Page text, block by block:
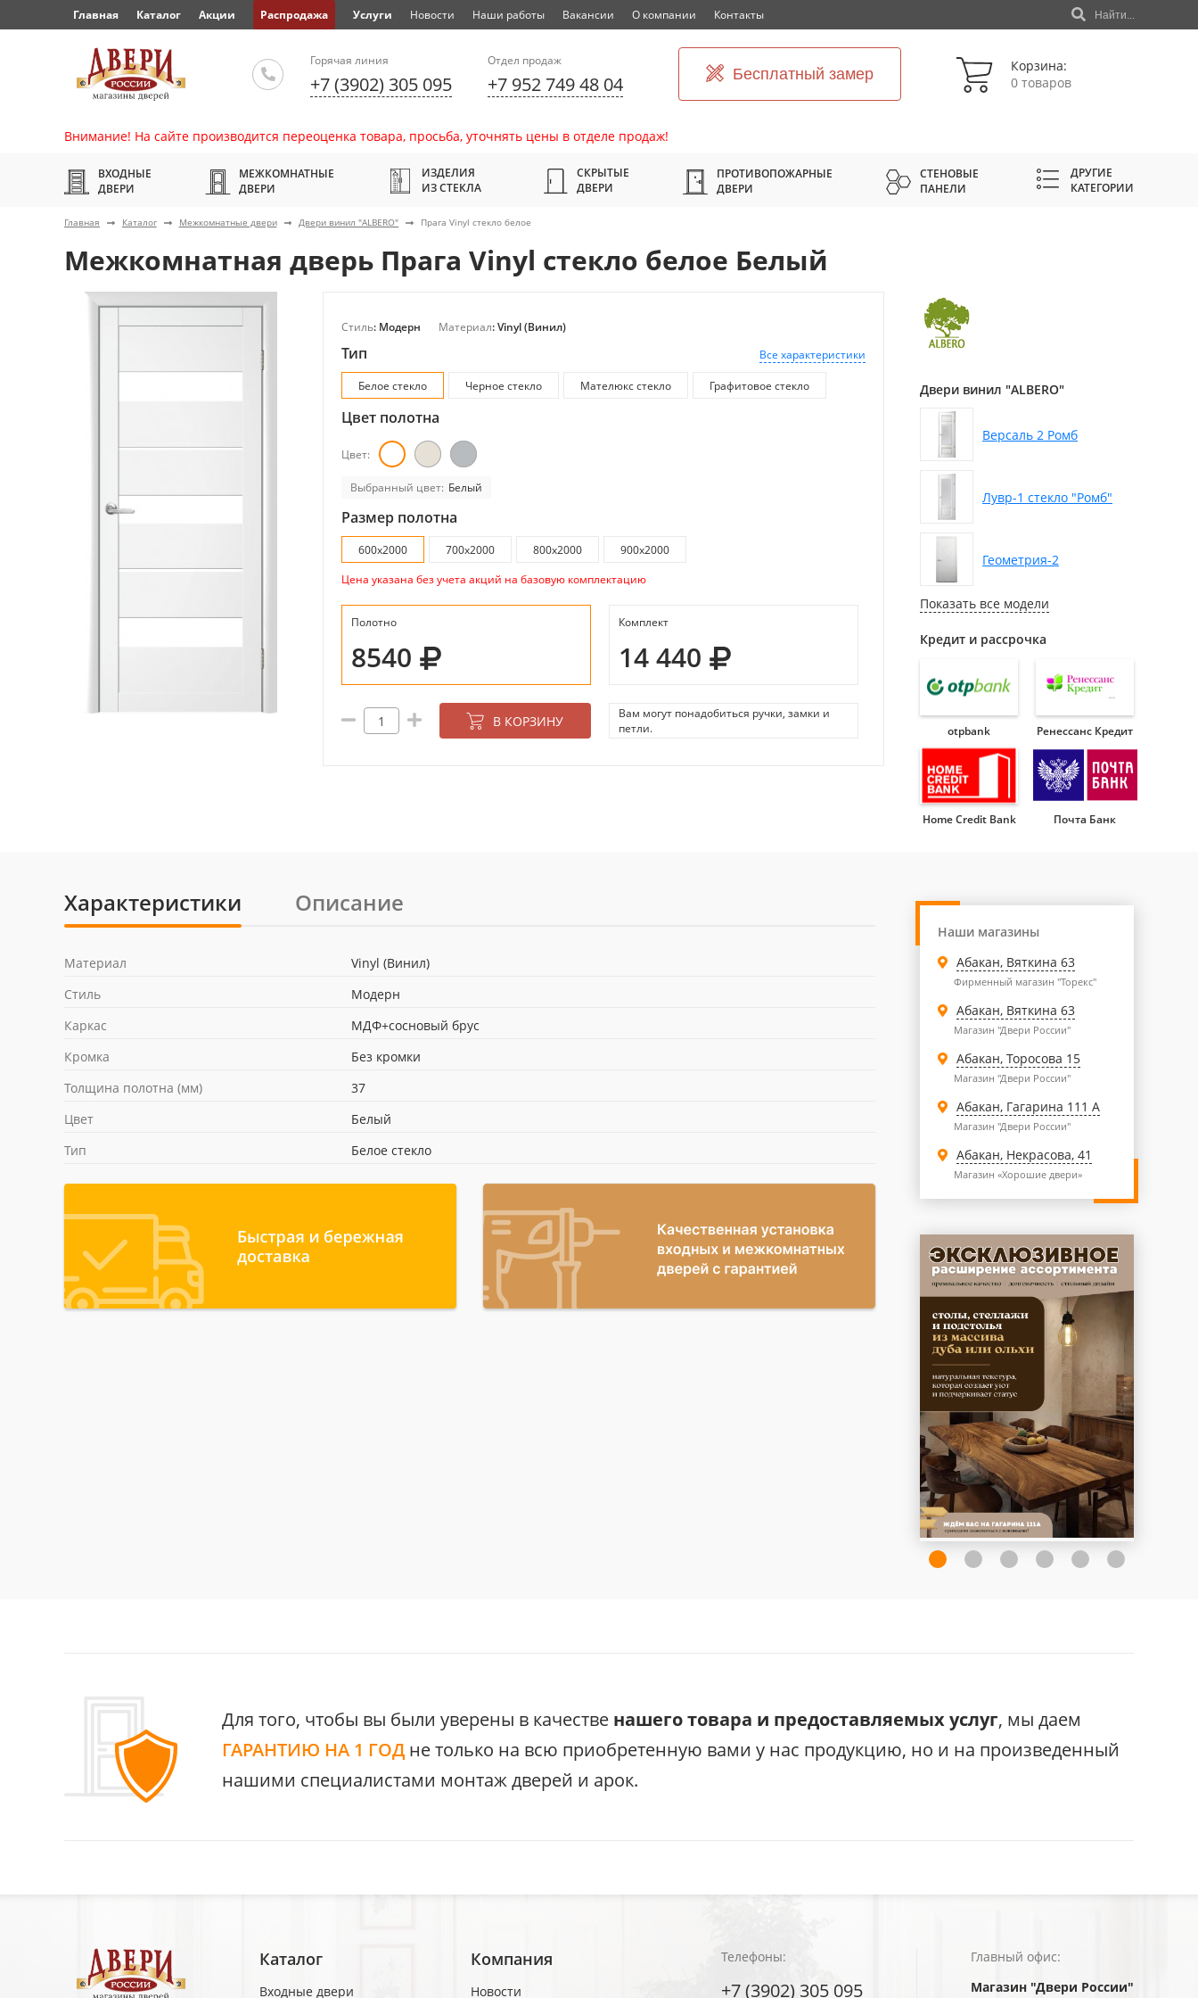
Главная Каталог Акции Распродажа Услуги Новости Наши работы Вакансии О компании Контакты Найти...
Горячая линия
+7 (3902) 305 095
Отдел продаж
+7 952 749 48 04 Бесплатный замер
Корзина:
0 товаров
Внимание! На сайте производится переоценка товара, просьба, уточнять цены в отделе продаж!
ВХОДНЫЕ
ДВЕРИ
МЕЖКОМНАТНЫЕ
ДВЕРИ
ИЗДЕЛИЯ
ИЗ СТЕКЛА
СКРЫТЫЕ
ДВЕРИ
ПРОТИВОПОЖАРНЫЕ
ДВЕРИ
СТЕНОВЫЕ
ПАНЕЛИ
ДРУГИЕ
КАТЕГОРИИ
Главная Каталог Межкомнатные двери Двери винил "ALBERO" Прага Vinyl стекло белое
Межкомнатная дверь Прага Vinyl стекло белое Белый
Стиль: Модерн Материал: Vinyl (Винил)
Все характеристики
Тип
Белое стекло Черное стекло Мателюкс стекло Графитовое стекло
Цвет полотна
Цвет:
Выбранный цвет: Белый
Размер полотна
600x2000 700x2000 800x2000
900x2000
Цена указана без учета акций на базовую комплектацию
Полотно
8540
Комплект
14 440
Вам могут понадобиться ручки, замки и
петли.
В КОРЗИНУ
Двери винил "ALBERO"
Версаль 2 Ромб
Лувр-1 стекло "Ромб"
Геометрия-2
Показать все модели
Кредит и рассрочка
otpbank Ренессанс Кредит
Home Credit Bank Почта Банк
Характеристики
Материал
Vinyl (Винил)
Стиль
Модерн
Каркас
МДФ+сосновый брус
Кромка
Без кромки
Толщина полотна (мм)
37
Цвет
Белый
Тип
Белое стекло
Описание
Наши магазины
Абакан, Вяткина 63
Фирменный магазин "Торекс"
Абакан, Вяткина 63
Магазин "Двери России"
Абакан, Торосова 15
Магазин "Двери России"
Абакан, Гагарина 111 А
Магазин "Двери России"
Абакан, Некрасова, 41
Магазин «Хорошие двери»
Для того, чтобы вы были уверены в качестве нашего товара и предоставляемых услуг, мы даем
ГАРАНТИЮ НА 1 ГОД не только на всю приобретенную вами у нас продукцию, но и на произведенный
нашими специалистами монтаж дверей и арок.
Каталог
Входные двери
Компания
Новости
Телефоны:
+7 (3902) 305 095
Главный офис:
Магазин "Двери России"